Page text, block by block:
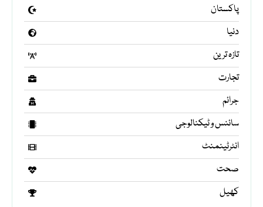
پاکستان
دنیا
تازہ ترین
تجارت
جرائم
سائنس و ٹیکنالوجی
انٹرٹینمنٹ
صحت
کھیل